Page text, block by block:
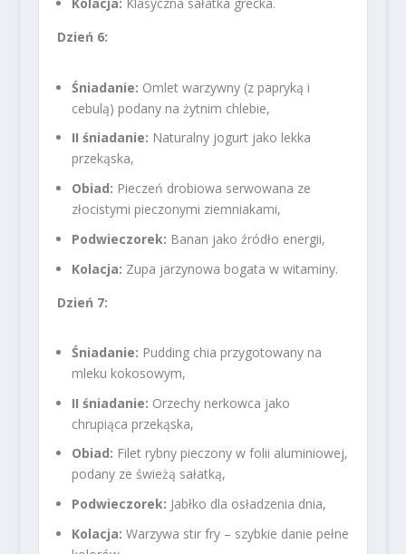
Kolacja: Klasyczna sałatka grecka.
Dzień 6:
Śniadanie: Omlet warzywny (z papryką i
cebulą) podany na żytnim chlebie,
II śniadanie: Naturalny jogurt jako lekka
przekąska,
Obiad: Pieczeń drobiowa serwowana ze
złocistymi pieczonymi ziemniakami,
Podwieczorek: Banan jako źródło energii,
Kolacja: Zupa jarzynowa bogata w witaminy.
Dzień 7:
Śniadanie: Pudding chia przygotowany na
mleku kokosowym,
II śniadanie: Orzechy nerkowca jako
chrupiąca przekąska,
Obiad: Filet rybny pieczony w folii aluminiowej,
podany ze świeżą sałatką,
Podwieczorek: Jabłko dla osładzenia dnia,
Kolacja: Warzywa stir fry – szybkie danie pełne